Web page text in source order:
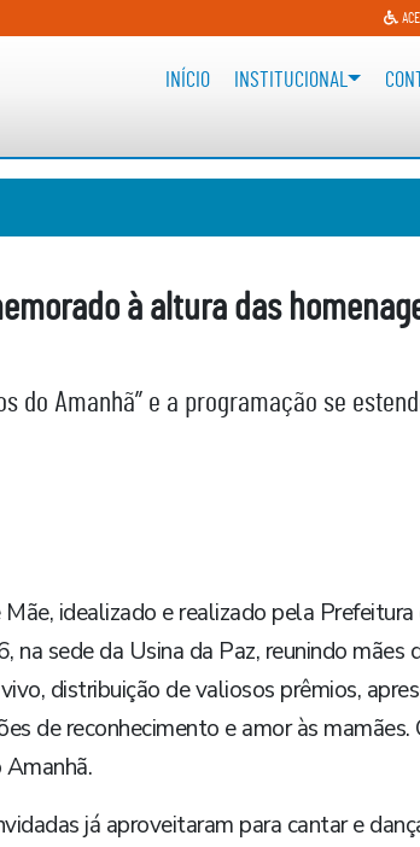
INÍCIO INSTITUCIONAL
à altura das
do Amanhã” e a programação se
idealizado e realizado pela
sede da Usina da Paz, reunindo mães
distribuição de valiosos prêmios,
de reconhecimento e amor às
já aproveitaram para cantar e